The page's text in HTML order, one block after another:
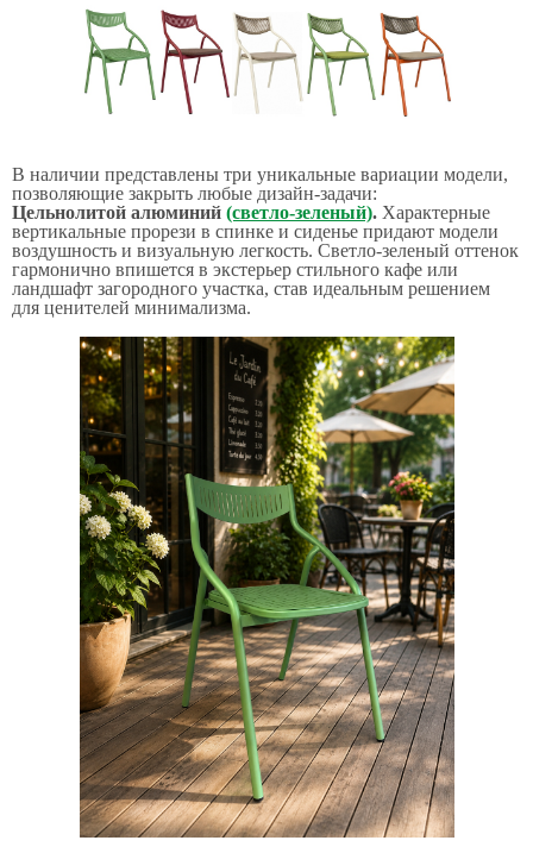
В наличии представлены три уникальные вариации модели,
позволяющие закрыть любые дизайн-задачи:
Цельнолитой алюминий (светло-зеленый). Характерные
вертикальные прорези в спинке и сиденье придают модели
воздушность и визуальную легкость. Светло-зеленый оттенок
гармонично впишется в экстерьер стильного кафе или
ландшафт загородного участка, став идеальным решением
для ценителей минимализма.